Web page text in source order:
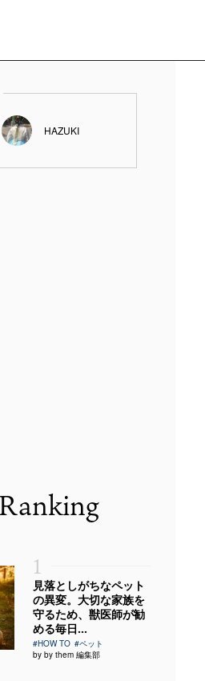
HAZUKI
1
見落としがちなペット
の異変。大切な家族を
守るため、獣医師が勧
める毎日...
#HOW TO #ペット
by by them 編集部